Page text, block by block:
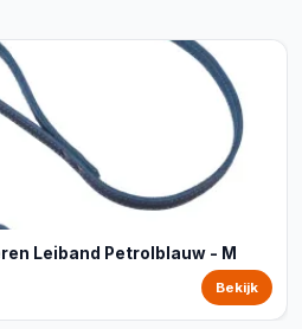
Leiband Petrolblauw - M
Bekijk